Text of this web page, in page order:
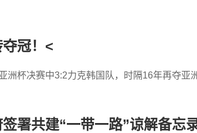
冠！<
杯决赛中3:2力克韩国队，时隔16年再夺亚
署共建“一带一路”谅解备忘